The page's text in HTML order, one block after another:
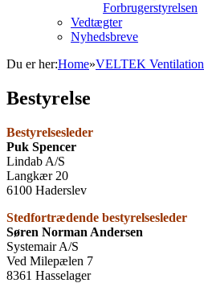
Forbrugerstyrelsen
Vedtægter
Nyhedsbreve
Du er her:Home»VELTEK Ventilation
Bestyrelse
Bestyrelsesleder
Puk Spencer
Lindab A/S
Langkær 20
6100 Haderslev
Stedfortrædende bestyrelsesleder
Søren Norman Andersen
Systemair A/S
Ved Milepælen 7
8361 Hasselager